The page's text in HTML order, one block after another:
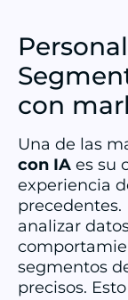
con
Una de las
con IA es su
experiencia
precedentes.
analizar
segmentos
precisos.